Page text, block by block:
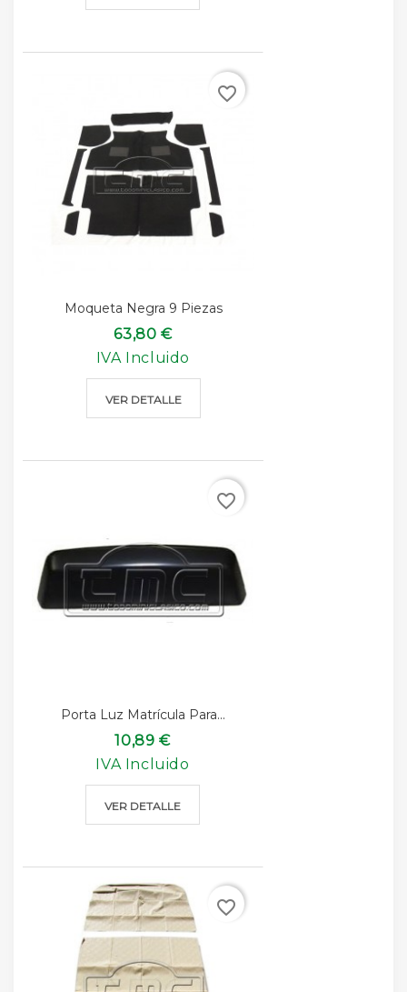
Moqueta Negra 9 Piezas
63,80 €
IVA Incluido
VER DETALLE
favorite_border
Porta Luz Matrícula Para...
10,89 €
IVA Incluido
VER DETALLE
favorite_border
favorite_border